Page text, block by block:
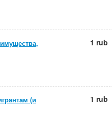
1 rub
(и
1 rub